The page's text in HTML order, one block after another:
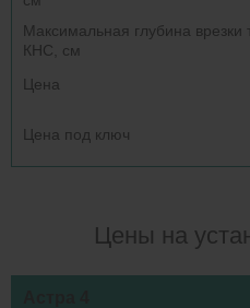
Цены на